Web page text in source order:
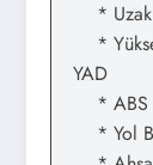
*
*
YAD
* ABS
* Yol